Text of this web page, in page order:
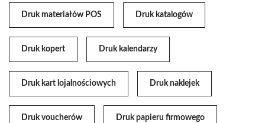
Druk materiałów POS Druk katalogów
Druk kopert Druk kalendarzy
Druk kart lojalnościowych Druk naklejek
Druk voucherów Druk papieru firmowego